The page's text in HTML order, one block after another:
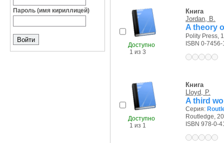
Пароль (имя кириллицей)
Доступно
1 из 3
Книга
Jordan, B.
A theory
Polity Press,
ISBN 0-
Доступно
1 из 1
Книга
Lloyd, P.
A third
Серия:
Routledge,
ISBN 978-0-